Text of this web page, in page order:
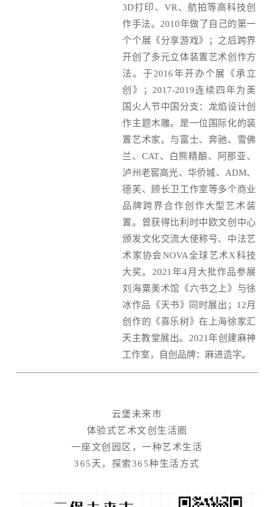
3D打印、VR、航拍等高科技创
作手法。2010年做了自己的第一
个个展《分享游戏》；之后跨界
开创了多元立体装置艺术创作方
法。于2016年开办个展《承立
创》；2017-2019连续四年为美
国火人节中国分支：龙焰设计创
作主题木雕。是一位国际化的装
置艺术家。与富士、奔驰、雪佛
兰、CAT、白熊精酿、阿那亚、
泸州老窖高光、华侨城、ADM、
德芙、顾长卫工作室等多个商业
品牌跨界合作创作大型艺术装
置。曾获得比利时中欧文创中心
颁发文化交流大使称号、中法艺
术家协会NOVA全球艺术X科技
大奖。2021年4月大批作品参展
刘海粟美术馆《六书之上》与徐
冰作品《天书》同时展出；12月
创作的《喜乐树》在上海徐家汇
天主教堂展出。2021年创建麻神
工作室，自创品牌：麻进造字。
云堡未来市
体验式艺术文创生活圈
一座文创园区，一种艺术生活
365天，探索365种生活方式